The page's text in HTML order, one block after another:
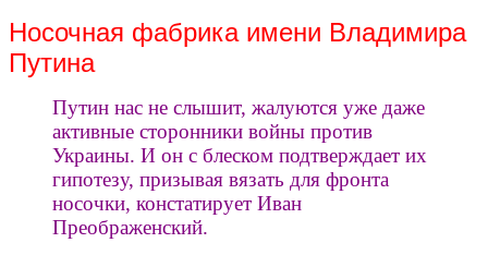
Носочная фабрика имени Владимира
Путина
Путин нас не слышит, жалуются уже даже
активные сторонники войны против
Украины. И он с блеском подтверждает их
гипотезу, призывая вязать для фронта
носочки, констатирует Иван
Преображенский.